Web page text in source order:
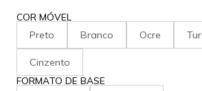
COR MÓVEL
Preto Branco Ocre
Cinzento
FORMATO DE BASE